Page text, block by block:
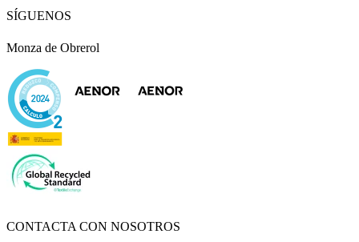
SÍGUENOS
Monza de Obrerol
CONTACTA CON NOSOTROS